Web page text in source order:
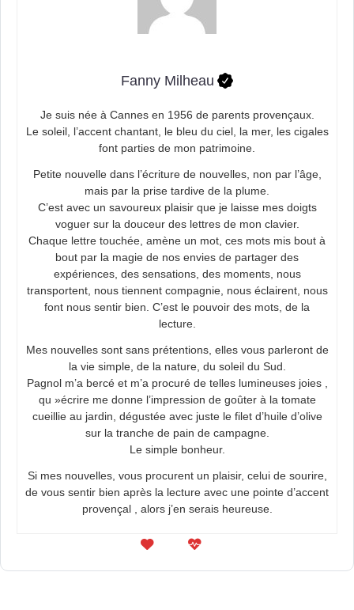
Fanny Milheau
Je suis née à Cannes en 1956 de parents provençaux.
Le soleil, l’accent chantant, le bleu du ciel, la mer, les cigales
font parties de mon patrimoine.
Petite nouvelle dans l’écriture de nouvelles, non par l’âge,
mais par la prise tardive de la plume.
C’est avec un savoureux plaisir que je laisse mes doigts
voguer sur la douceur des lettres de mon clavier.
Chaque lettre touchée, amène un mot, ces mots mis bout à
bout par la magie de nos envies de partager des
expériences, des sensations, des moments, nous
transportent, nous tiennent compagnie, nous éclairent, nous
font nous sentir bien. C’est le pouvoir des mots, de la
lecture.
Mes nouvelles sont sans prétentions, elles vous parleront de
la vie simple, de la nature, du soleil du Sud.
Pagnol m’a bercé et m’a procuré de telles lumineuses joies ,
qu »écrire me donne l’impression de goûter à la tomate
cueillie au jardin, dégustée avec juste le filet d’huile d’olive
sur la tranche de pain de campagne.
Le simple bonheur.
Si mes nouvelles, vous procurent un plaisir, celui de sourire,
de vous sentir bien après la lecture avec une pointe d’accent
provençal , alors j’en serais heureuse.